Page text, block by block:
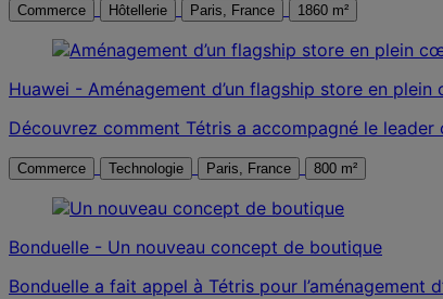
Commerce Hôtellerie Paris, France 1860 m²
Huawei - Aménagement d’un flagship store en
Découvrez comment Tétris a accompagné le
Commerce Technologie Paris, France 800 m²
Bonduelle - Un nouveau concept de boutique
Bonduelle a fait appel à Tétris pour